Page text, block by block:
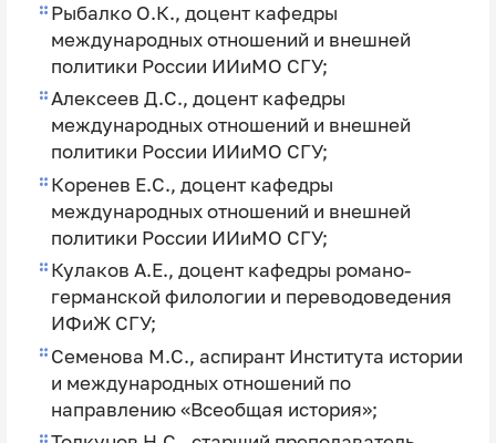
Рыбалко О.К., доцент кафедры
международных отношений и внешней
политики России ИИиМО СГУ;
Алексеев Д.С., доцент кафедры
международных отношений и внешней
политики России ИИиМО СГУ;
Коренев Е.С., доцент кафедры
международных отношений и внешней
политики России ИИиМО СГУ;
Кулаков А.Е., доцент кафедры романо-
германской филологии и переводоведения
ИФиЖ СГУ;
Семенова М.С., аспирант Института истории
и международных отношений по
направлению «Всеобщая история»;